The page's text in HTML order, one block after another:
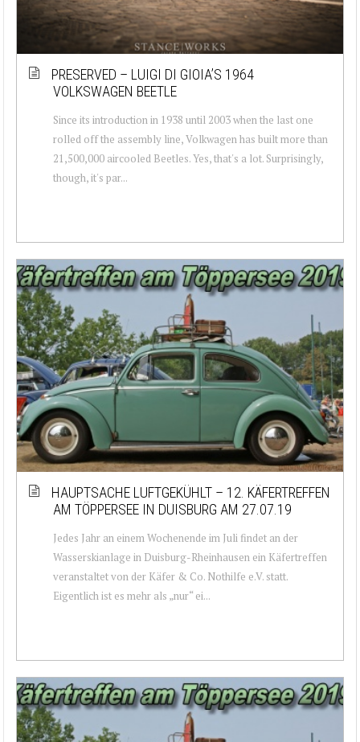
PRESERVED – LUIGI DI GIOIA’S 1964
VOLKSWAGEN BEETLE
Since its introduction in 1938 until 2003 when the last one
rolled off the assembly line, Volkwagen has built more than
21,500,000 aircooled Beetles. Yes, that's a lot. Surprisingly,
though, it's par...
HAUPTSACHE LUFTGEKÜHLT – 12. KÄFERTREFFEN
AM TÖPPERSEE IN DUISBURG AM 27.07.19
Jedes Jahr an einem Wochenende im Juli findet an der
Wasserskianlage in Duisburg-Rheinhausen ein Käfertreffen
veranstaltet von der Käfer & Co. Nothilfe e.V. statt.
Eigentlich ist es mehr als „nur“ ei...